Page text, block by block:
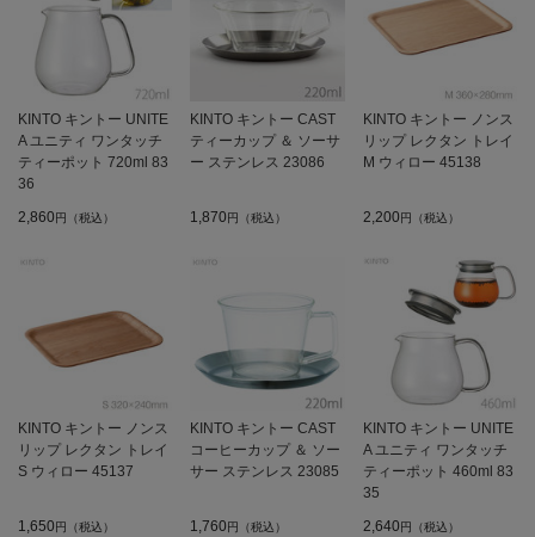
KINTO キントー UNITE
A ユニティ ワンタッチ
ティーポット 720ml 83
36
2,860円（税込）
KINTO キントー CAST
ティーカップ ＆ ソーサ
ー ステンレス 23086
1,870円（税込）
KINTO キントー ノンス
リップ レクタン トレイ
M ウィロー 45138
2,200円（税込）
KINTO キントー ノンス
リップ レクタン トレイ
S ウィロー 45137
1,650円（税込）
KINTO キントー CAST
コーヒーカップ ＆ ソー
サー ステンレス 23085
1,760円（税込）
KINTO キントー UNITE
A ユニティ ワンタッチ
ティーポット 460ml 83
35
2,640円（税込）